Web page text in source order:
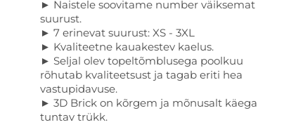
► Naistele soovitame number väiksemat
suurust.
► 7 erinevat suurust: XS - 3XL
► Kvaliteetne kauakestev kaelus.
► Seljal olev topeltõmblusega poolkuu
rõhutab kvaliteetsust ja tagab eriti hea
vastupidavuse.
► 3D Brick on kõrgem ja mõnusalt käega
tuntav trükk.